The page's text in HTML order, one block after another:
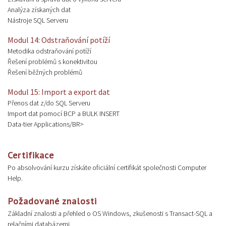
Analýza získaných dat
Nástroje SQL Serveru
Modul 14: Odstraňování potíží
Metodika odstraňování potíží
Řešení problémů s konektivitou
Řešení běžných problémů
Modul 15: Import a export dat
Přenos dat z/do SQL Serveru
Import dat pomocí BCP a BULK INSERT
Data-tier Applications/BR>
Certifikace
Po absolvování kurzu získáte oficiální certifikát společnosti Computer
Help.
Požadované znalosti
Základní znalosti a přehled o OS Windows, zkušenosti s Transact-SQL a
relačními databázemi.